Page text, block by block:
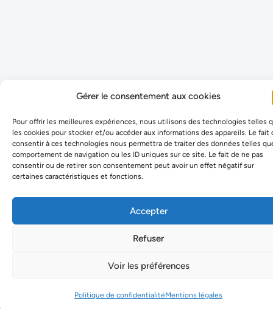
Gérer le consentement aux cookies
Pour offrir les meilleures expériences, nous utilisons des technologies telles
les cookies pour stocker et/ou accéder aux informations des appareils. Le fait
consentir à ces technologies nous permettra de traiter des données telles
comportement de navigation ou les ID uniques sur ce site. Le fait de ne pas
consentir ou de retirer son consentement peut avoir un effet négatif sur
certaines caractéristiques et fonctions.
Accepter
Refuser
Voir les préférences
Politique de confidentialitéMentions légales